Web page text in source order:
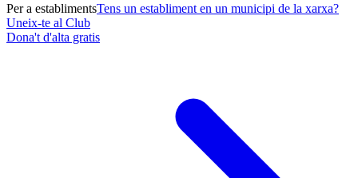
Per a establimentsTens un establiment en un municipi de la xarxa?
Uneix-te al Club
Dona't d'alta gratis